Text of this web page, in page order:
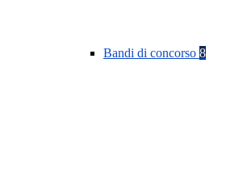
Bandi di concorso 8